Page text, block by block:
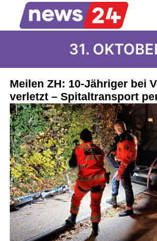
31.
Meilen ZH: 10-Jähriger bei
verletzt – Spitaltransport